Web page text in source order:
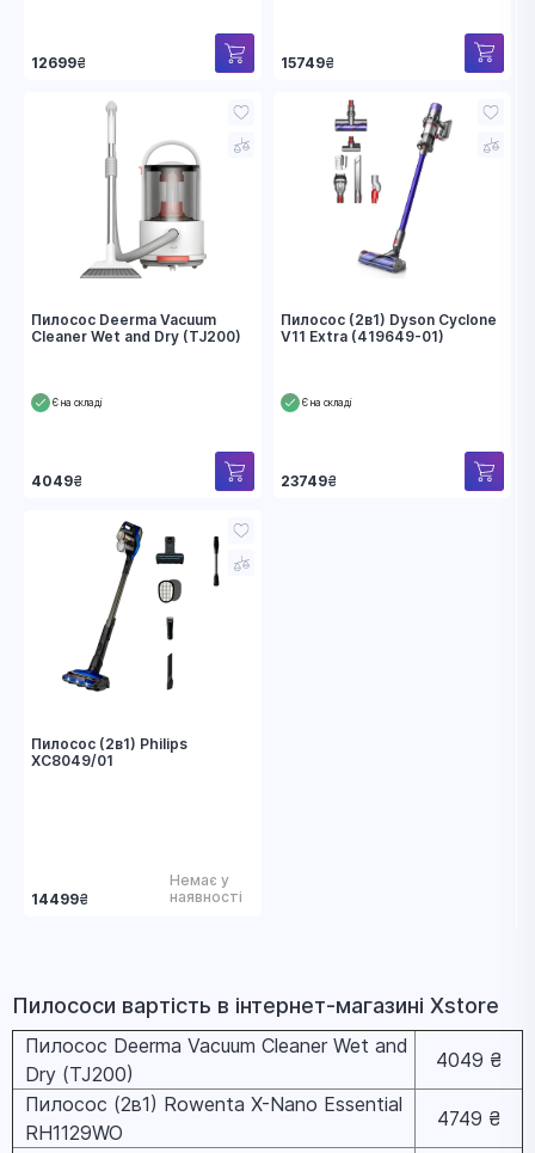
12699₴ 15749₴
Пилосос Deerma Vacuum
Cleaner Wet and Dry (TJ200)
Є на складі
4049₴
Пилосос (2в1) Dyson Cyclone
V11 Extra (419649-01)
Є на складі
23749₴
Пилосос (2в1) Philips
XC8049/01
14499₴
Немає у
наявності
Пилососи вapтіcть в інтернет-магазині Xstore
Пилосос Deerma Vacuum Cleaner Wet and
Dry (TJ200)
4049 ₴
Пилосос (2в1) Rowenta X-Nano Essential
RH1129WO
4749 ₴